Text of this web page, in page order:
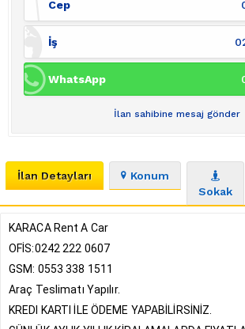
Cep
İş
WhatsApp
İlan sahibine mesaj gönder
İlan Detayları
Konum
Sokak
KARACA Rent A Car
OFİS:0242 222 0607
GSM: 0553 338 1511
Araç Teslimatı Yapılır.
KREDI KARTI İLE ÖDEME YAPABİLİRSİNİZ.